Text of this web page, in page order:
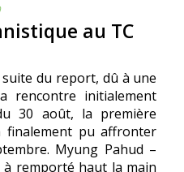
au TC
du report, dû à une
rencontre initialement
30 août, la première
finalement pu affronter
Myung Pahud –
remporté haut la main